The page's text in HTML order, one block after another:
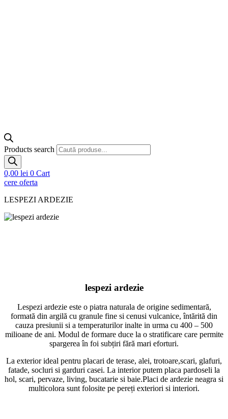
Products search
0,00 lei 0 Cart
cere oferta
LESPEZI ARDEZIE
lespezi ardezie
Lespezi ardezie este o piatra naturala de origine sedimentară,
formată din argilă cu granule fine si cenusi vulcanice, întărită din
cauza presiunii si a temperaturilor inalte in urma cu 400 – 500
milioane de ani. Modul de formare duce la o stratificare care permite
spargerea în foi subțiri fără mari eforturi.
La exterior ideal pentru placari de terase, alei, trotoare,scari, glafuri,
fatade, socluri si garduri casei. La interior putem placa pardoseli la
hol, scari, pervaze, living, bucatarie si baie.Placi de ardezie neagra si
multicolora sunt folosite pe pereți exteriori si interiori.